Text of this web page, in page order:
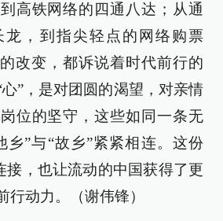
高铁网络的四通八达；从通
龙，到指尖轻点的网络购票
改变，都诉说着时代前行的
”，是对团圆的渴望，对亲情
位的坚守，这些如同一条无
乡”与“故乡”紧紧相连。这份
接，也让流动的中国获得了更
行动力。（谢伟锋）